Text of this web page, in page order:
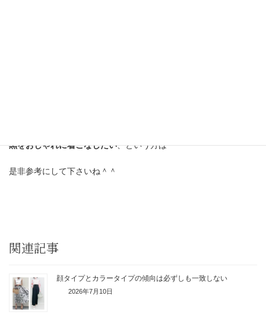
黒をおしゃれに着こなしたい、という方は
是非参考にして下さいね＾＾
関連記事
顔タイプとカラータイプの傾向は必ずしも一致しない
2026年7月10日